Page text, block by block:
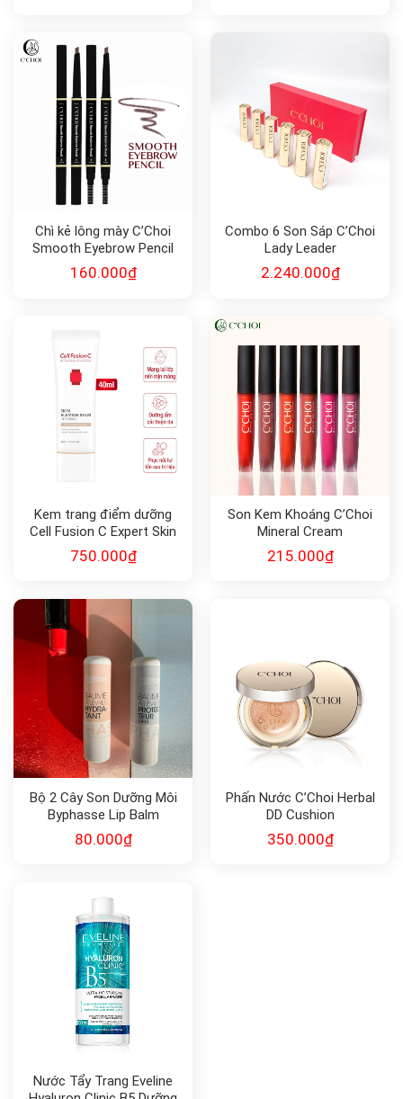
Chì kẻ lông mày C’Choi
Smooth Eyebrow Pencil
160.000₫
Combo 6 Son Sáp C’Choi
Lady Leader
2.240.000₫
Kem trang điểm dưỡng
Cell Fusion C Expert Skin
Blemish Balm Intensive
750.000₫
Son Kem Khoáng C’Choi
Mineral Cream
215.000₫
Bộ 2 Cây Son Dưỡng Môi
Byphasse Lip Balm
80.000₫
Phấn Nước C’Choi Herbal
DD Cushion
350.000₫
Nước Tẩy Trang Eveline